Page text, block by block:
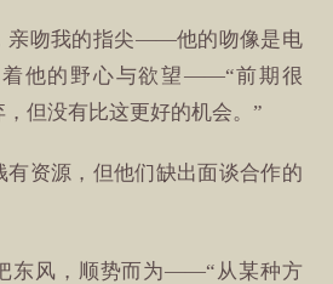
亲吻我的指尖——他的吻像是电
他的野心与欲望——“前期很
但没有比这更好的机会。”
有资源，但他们缺出面谈合作的
东风，顺势而为——“从某种方